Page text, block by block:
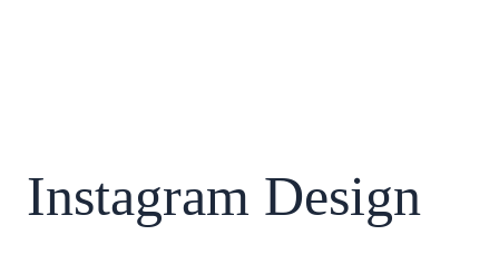
Instagram Design